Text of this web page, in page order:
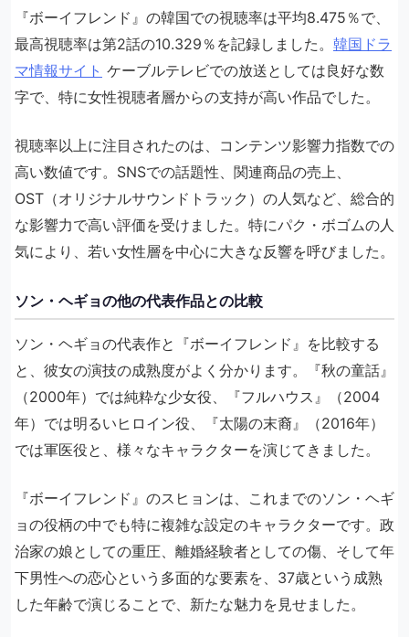
『ボーイフレンド』の韓国での視聴率は平均8.475％で、
最高視聴率は第2話の10.329％を記録しました。 韓国ドラ
マ情報サイト ケーブルテレビでの放送としては良好な数
字で、特に女性視聴者層からの支持が高い作品でした。
視聴率以上に注目されたのは、コンテンツ影響力指数での
高い数値です。SNSでの話題性、関連商品の売上、
OST（オリジナルサウンドトラック）の人気など、総合的
な影響力で高い評価を受けました。特にパク・ボゴムの人
気により、若い女性層を中心に大きな反響を呼びました。
ソン・ヘギョの他の代表作品との比較
ソン・ヘギョの代表作と『ボーイフレンド』を比較する
と、彼女の演技の成熟度がよく分かります。『秋の童話』
（2000年）では純粋な少女役、『フルハウス』（2004
年）では明るいヒロイン役、『太陽の末裔』（2016年）
では軍医役と、様々なキャラクターを演じてきました。
『ボーイフレンド』のスヒョンは、これまでのソン・ヘギ
ョの役柄の中でも特に複雑な設定のキャラクターです。政
治家の娘としての重圧、離婚経験者としての傷、そして年
下男性への恋心という多面的な要素を、37歳という成熟
した年齢で演じることで、新たな魅力を見せました。